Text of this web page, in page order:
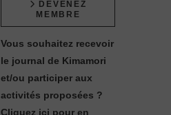
DEVENEZ
MEMBRE
Vous souhaitez recevoir
le journal de Kimamori
et/ou participer aux
activités proposées ?
Cliquez ici pour en